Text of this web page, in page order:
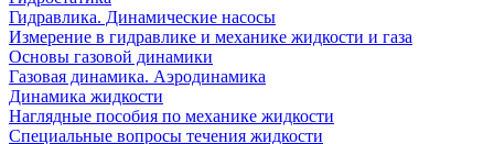
Гидравлика. Динамические насосы
Измерение в гидравлике и механике жидкости и газа
Основы газовой динамики
Газовая динамика. Аэродинамика
Динамика жидкости
Наглядные пособия по механике жидкости
Специальные вопросы течения жидкости